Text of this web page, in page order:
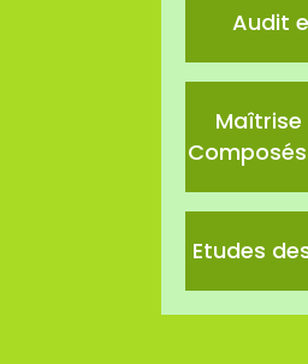
Audit
Etudes